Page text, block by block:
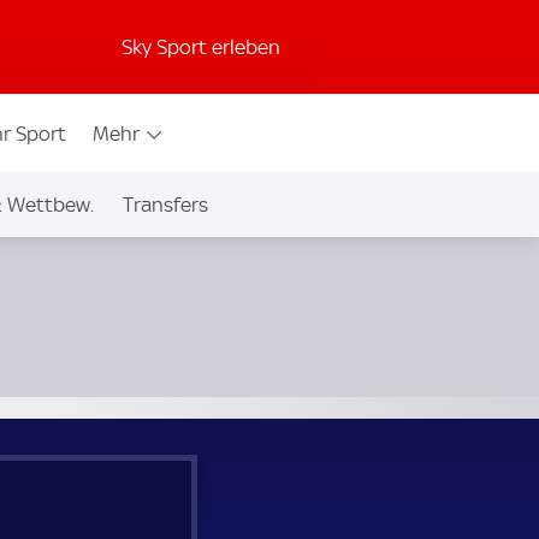
Sky Sport erleben
Sport Mehr
Wettbew. Transfers